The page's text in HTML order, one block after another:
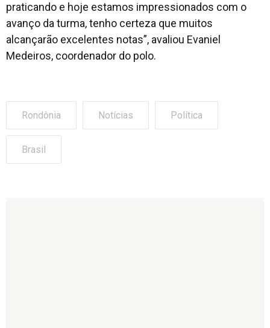
praticando e hoje estamos impressionados com o
avanço da turma, tenho certeza que muitos
alcançarão excelentes notas”, avaliou Evaniel
Medeiros, coordenador do polo.
Rondônia Notícias Política
Brasil